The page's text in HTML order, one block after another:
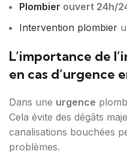
Plombier ouvert 24h/
Intervention plombier
L’importance de
en cas d’urgence
Dans une urgence
Cela évite des dégâts
canalisations bouchées
problèmes.